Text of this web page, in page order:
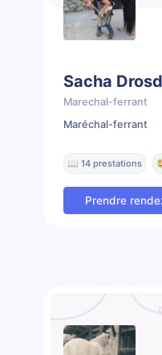
Sacha
Marechal-ferrant
Maréchal-ferrant
📖 14 prestations
Prendre